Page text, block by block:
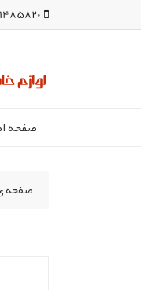
_ 09124485820
صفحه
صفحه